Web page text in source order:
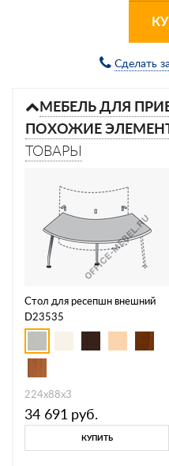
Сделать
МЕБЕЛЬ ДЛЯ
ПОХОЖИЕ
ТОВАРЫ
Стол для ресепшн внешний
D23535
224x88x3
34 691 руб.
КУПИТЬ